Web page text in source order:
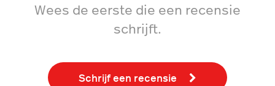
Wees de eerste die een recensie
schrijft.
Schrijf een recensie